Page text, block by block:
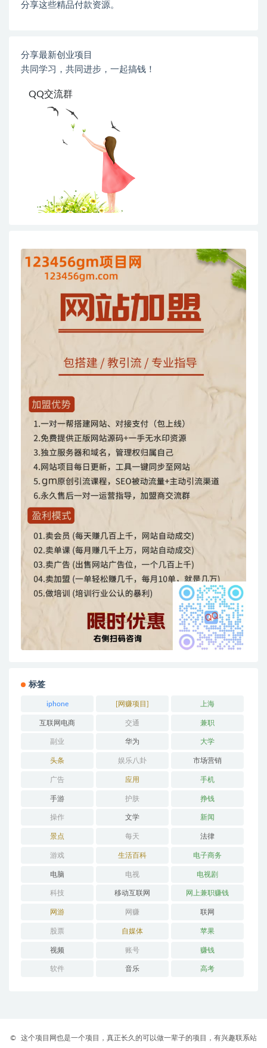
分享这些精品付款资源。
分享最新创业项目
共同学习，共同进步，一起搞钱！
QQ交流群
标签
iphone [网赚项目] 上海
互联网电商 交通 兼职
副业 华为 大学
头条 娱乐八卦 市场营销
广告 应用 手机
手游 护肤 挣钱
操作 文学 新闻
景点 每天 法律
游戏 生活百科 电子商务
电脑 电视 电视剧
科技 移动互联网 网上兼职赚钱
网游 网赚 联网
股票 自媒体 苹果
视频 账号 赚钱
软件 音乐 高考
© 这个项目网也是一个项目，真正长久的可以做一辈子的项目，有兴趣联系站